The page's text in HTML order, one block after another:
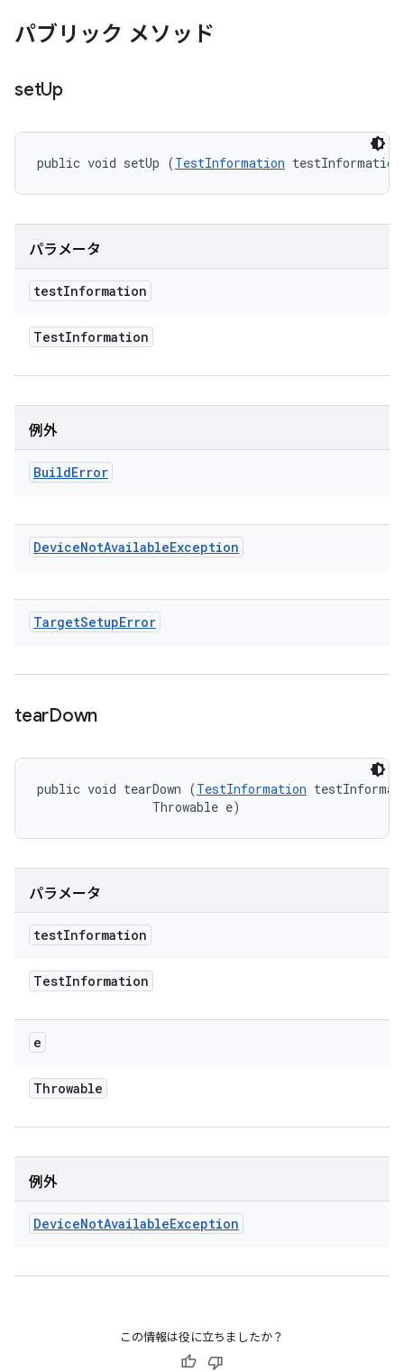
パブリック メソッド
setUp
public void setUp (TestInformation
パラメータ
testInformation
TestInformation
例外
BuildError
DeviceNotAvailableException
TargetSetupError
tearDown
public void tearDown (TestInformation
                Throwable e)
パラメータ
testInformation
TestInformation
e
Throwable
例外
DeviceNotAvailableException
この情報は役に立ちましたか？